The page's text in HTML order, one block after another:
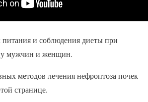
питания и соблюдения диеты при
у мужчин и женщин.
методов лечения нефроптоза почек
странице.